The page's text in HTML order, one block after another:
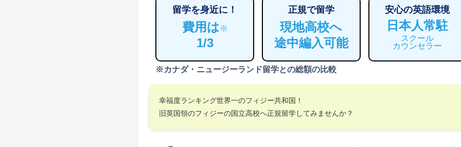
留学を身近に！
費用は※
1/3
正規で留学
現地高校へ
途中編入可能
安心の英語環境
日本人常駐
スクール
カウンセラー
※カナダ・ニュージーランド留学との総額の比較
幸福度ランキング世界一のフィジー共和国！
旧英国領のフィジーの国立高校へ正規留学してみませんか？